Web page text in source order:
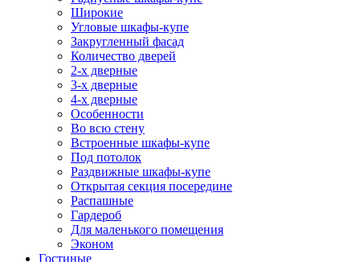
Широкие
Угловые шкафы-купе
Закругленный фасад
Количество дверей
2-х дверные
3-х дверные
4-х дверные
Особенности
Во всю стену
Встроенные шкафы-купе
Под потолок
Раздвижные шкафы-купе
Открытая секция посередине
Распашные
Гардероб
Для маленького помещения
Эконом
Гостиные